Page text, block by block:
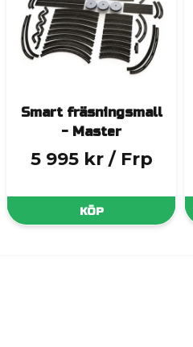
Smart fräsningsmall
- Master
5 995 kr / Frp
KÖP